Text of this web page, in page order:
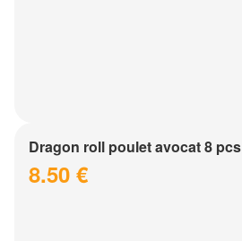
Dragon roll poulet avocat 8 pcs
8.50 €